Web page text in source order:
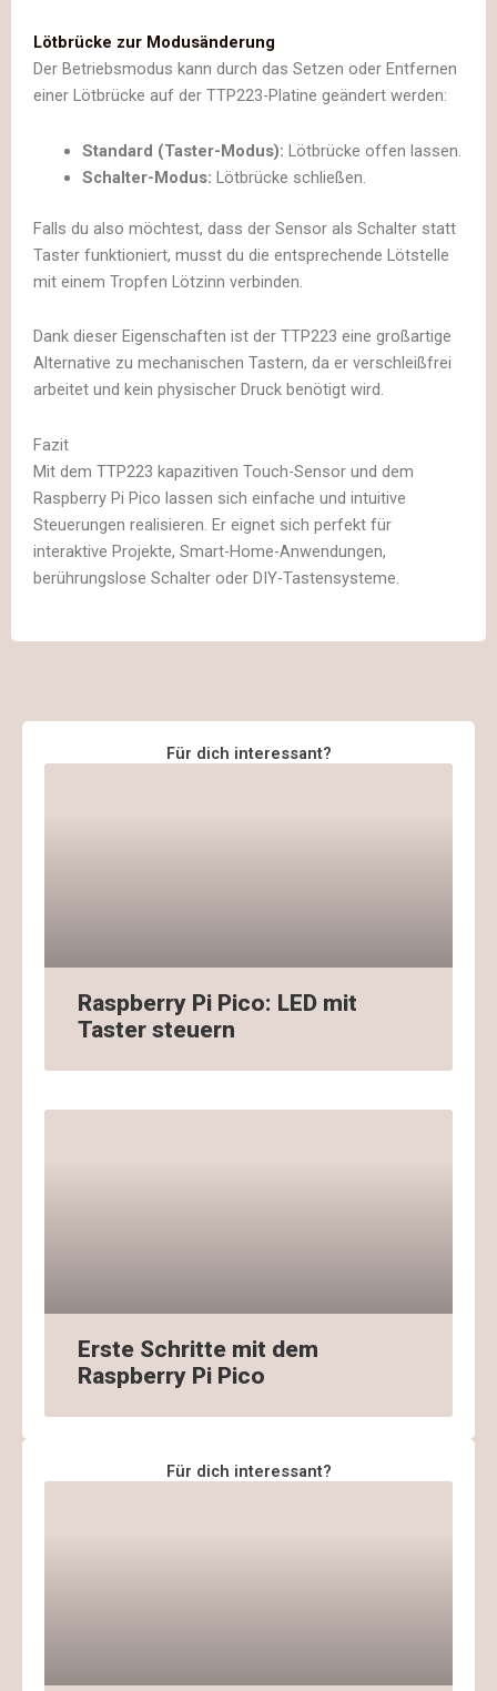
Lötbrücke zur Modusänderung
Der Betriebsmodus kann durch das Setzen oder Entfernen
einer Lötbrücke auf der TTP223-Platine geändert werden:
Standard (Taster-Modus): Lötbrücke offen lassen.
Schalter-Modus: Lötbrücke schließen.
Falls du also möchtest, dass der Sensor als Schalter statt
Taster funktioniert, musst du die entsprechende Lötstelle
mit einem Tropfen Lötzinn verbinden.
Dank dieser Eigenschaften ist der TTP223 eine großartige
Alternative zu mechanischen Tastern, da er verschleißfrei
arbeitet und kein physischer Druck benötigt wird.
Fazit
Mit dem TTP223 kapazitiven Touch-Sensor und dem
Raspberry Pi Pico lassen sich einfache und intuitive
Steuerungen realisieren. Er eignet sich perfekt für
interaktive Projekte, Smart-Home-Anwendungen,
berührungslose Schalter oder DIY-Tastensysteme.
Für dich interessant?
Raspberry Pi Pico: LED mit
Taster steuern
Erste Schritte mit dem
Raspberry Pi Pico
Für dich interessant?